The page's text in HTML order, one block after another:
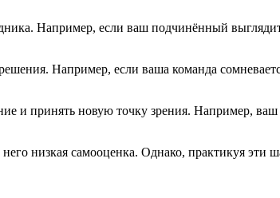
Например, если ваш подчинённый
Например, если ваша команда
и принять новую точку зрения. Например, ваш
низкая самооценка. Однако, практикуя эти